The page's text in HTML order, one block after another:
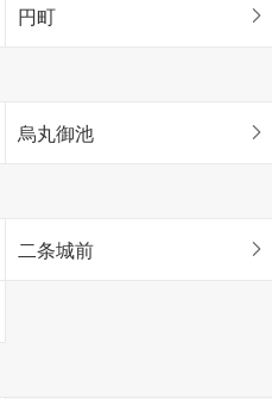
円町
烏丸御池
二条城前